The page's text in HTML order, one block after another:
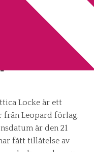
av
Locke är ett
från Leopard förlag.
är den 21
fått tillåtelse av